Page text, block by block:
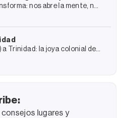
para un turismo más
nos abre la mente, nos
culturas y nos regala
a Trinidad: la joya colonial de
consejos lugares y